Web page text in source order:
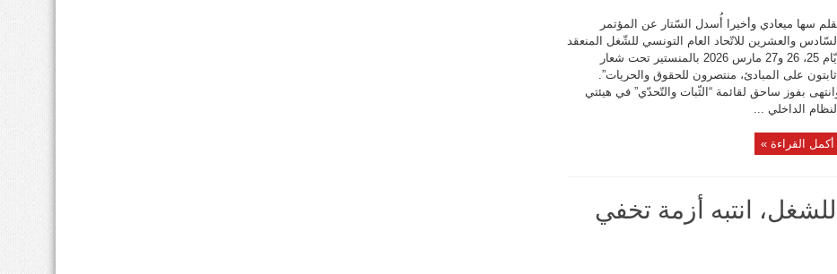
سها ميعادي وأخيرا أُسدل السّتار عن المؤتمر
السّادس والعشرين للاتّحاد العام التونسي للشّغل المنعقد
أيّام 25، 26 و27 مارس 2026 بالمنستير تحت شعار
على المبادئ، منتصرون للحقوق والحريات”.
بفوز ساحق لقائمة “الثّبات والتّحدّي” في هيئتي
النظام الداخلي ...
أكمل القراءة »
انتبه أزمة تخفي